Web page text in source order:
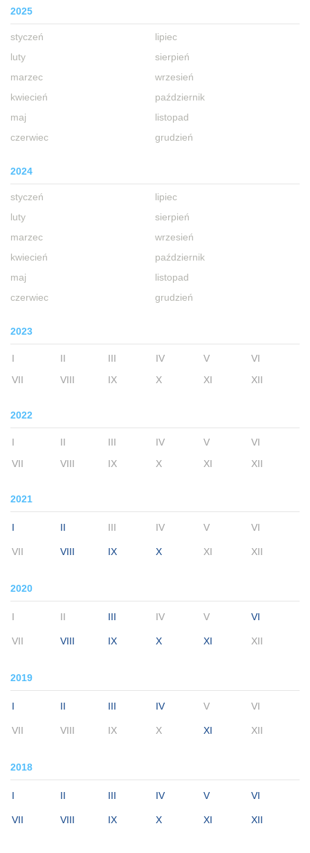
2025
styczeń
luty
marzec
kwiecień
maj
czerwiec
lipiec
sierpień
wrzesień
październik
listopad
grudzień
2024
styczeń
luty
marzec
kwiecień
maj
czerwiec
lipiec
sierpień
wrzesień
październik
listopad
grudzień
2023
I II III IV V
VI
VII
VIII IX X XI XII
2022
I II III IV V
VI
VII
VIII IX X XI XII
2021
I II III IV V VI
VII VIII IX X XI XII
2020
I II III IV V VI
VII VIII IX X XI XII
2019
I II III IV V VI
VII VIII IX X XI XII
2018
I II III IV V VI
VII VIII IX X XI XII